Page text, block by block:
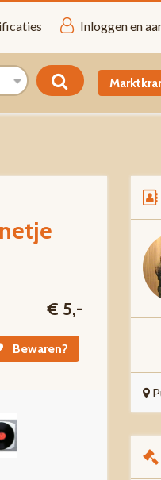
Inloggen en
€ 5,-
Bewaren?